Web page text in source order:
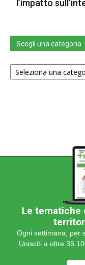
l’impatto
Scegli una categoria
Scegli
una
Le tematiche
Ogni settimana, per
Unisciti a oltre